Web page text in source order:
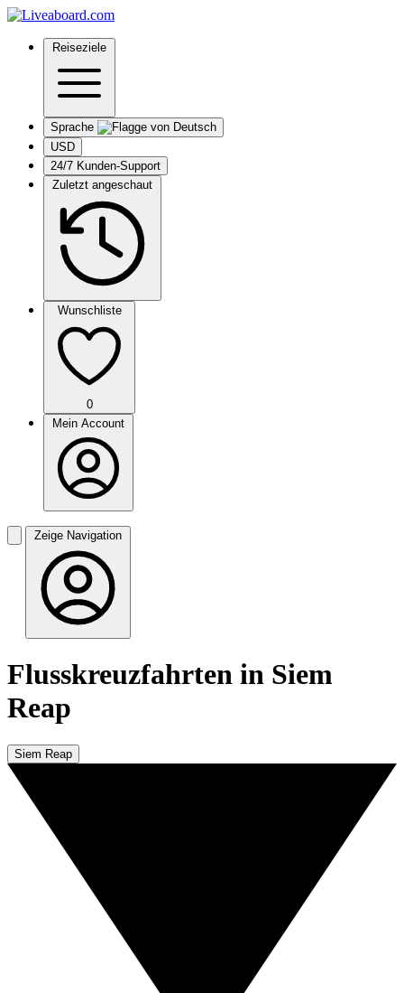
Reiseziele
Sprache
USD
24/7 Kunden-Support
Zuletzt angeschaut
Wunschliste
0
Mein Account
Zeige Navigation
Flusskreuzfahrten in Siem
Reap
Siem Reap